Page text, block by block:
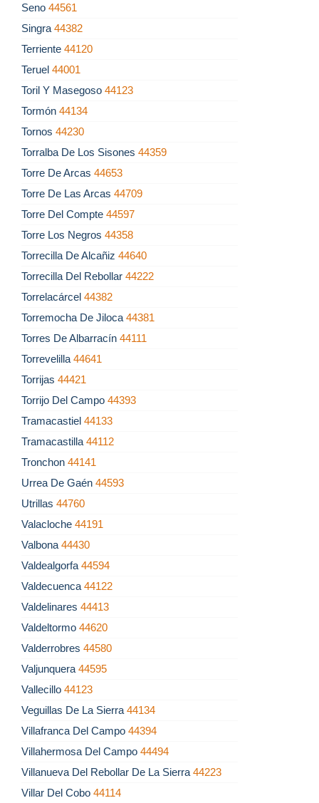
Seno 44561
Singra 44382
Terriente 44120
Teruel 44001
Toril Y Masegoso 44123
Tormón 44134
Tornos 44230
Torralba De Los Sisones 44359
Torre De Arcas 44653
Torre De Las Arcas 44709
Torre Del Compte 44597
Torre Los Negros 44358
Torrecilla De Alcañiz 44640
Torrecilla Del Rebollar 44222
Torrelacárcel 44382
Torremocha De Jiloca 44381
Torres De Albarracín 44111
Torrevelilla 44641
Torrijas 44421
Torrijo Del Campo 44393
Tramacastiel 44133
Tramacastilla 44112
Tronchon 44141
Urrea De Gaén 44593
Utrillas 44760
Valacloche 44191
Valbona 44430
Valdealgorfa 44594
Valdecuenca 44122
Valdelinares 44413
Valdeltormo 44620
Valderrobres 44580
Valjunquera 44595
Vallecillo 44123
Veguillas De La Sierra 44134
Villafranca Del Campo 44394
Villahermosa Del Campo 44494
Villanueva Del Rebollar De La Sierra 44223
Villar Del Cobo 44114